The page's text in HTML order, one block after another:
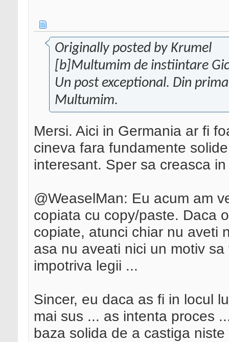
Originally posted by Krumel
[b]Multumim de instiintare
Un post exceptional. Din
Multumim.
Mersi. Aici in Germania ar fi
cineva fara fundamente
interesant. Sper sa creasca
@WeaselMan: Eu acum am
copiata cu copy/paste. Daca
copiate, atunci chiar nu aveti
asa nu aveati nici un motiv
impotriva legii ...
Sincer, eu daca as fi in locul
mai sus ... as intenta proces
baza solida de a castiga